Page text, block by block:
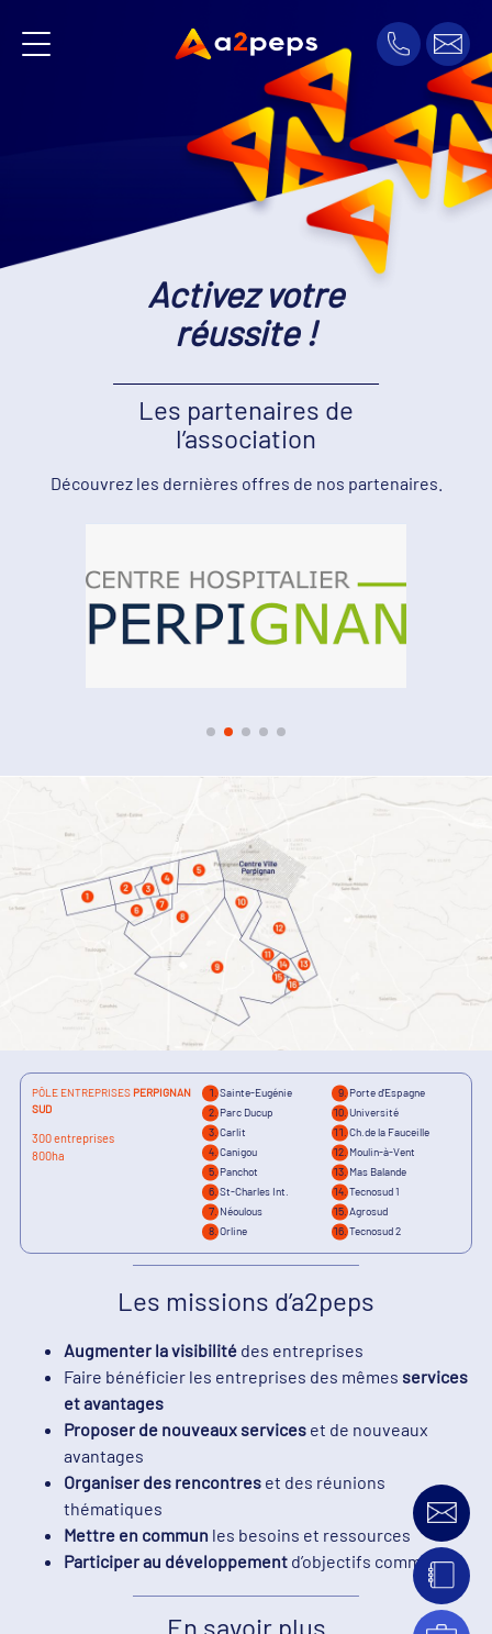
A2peps
Activez votre
réussite !
Les partenaires de
l’association
Découvrez les dernières offres de nos partenaires.
Les missions d’a2peps
Augmenter la visibilitédes entreprises
Faire bénéficier les entreprises des mêmes services
et avantages
Proposer de nouveaux serviceset de nouveaux
avantages
Organiser des rencontreset des réunions
thématiques
Mettre en commun les besoins et ressources
Participer au développementd’objectifs communs
PÔLE ENTREPRISESPERPIGNAN
SUD
300 entreprises
800ha
Sainte-Eugénie
Parc Ducup
Carlit
Canigou
Panchot
St-Charles Int.
Néoulous
Orline
Porte d’Espagne
Université
Ch.de la Fauceille
Moulin-à-Vent
Mas Balande
Tecnosud 1
Agrosud
Tecnosud 2
En savoir plus